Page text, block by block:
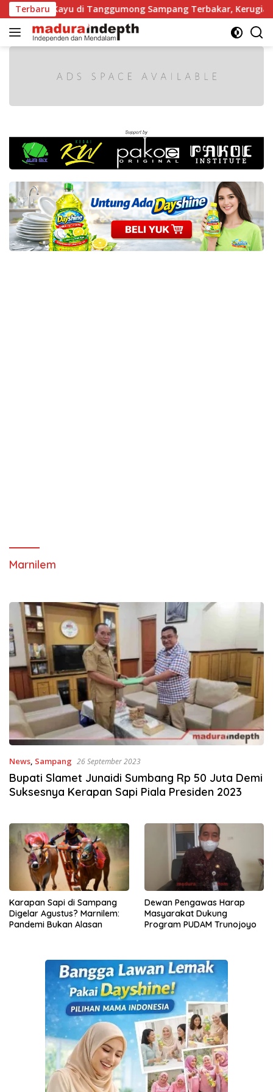
Langsung
ke
konten
Terbaru
Kayu di Tanggumong Sampang Terbakar, Kerugian Capai
Marnilem
News, Sampang 26 September 2023
Bupati Slamet Junaidi Sumbang Rp 50 Juta Demi
Suksesnya Kerapan Sapi Piala Presiden 2023
Karapan Sapi di Sampang
Digelar Agustus? Marnilem:
Pandemi Bukan Alasan
Dewan Pengawas Harap
Masyarakat Dukung
Program PUDAM Trunojoyo